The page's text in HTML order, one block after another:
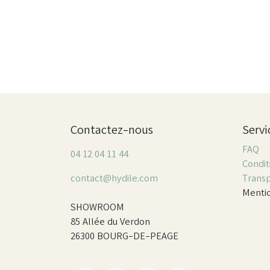
Contactez-nous
04 12 04 11 44
contact@hydile.com
SHOWROOM
85 Allée du Verdon
26300 BOURG-DE-PEAGE
FAQ